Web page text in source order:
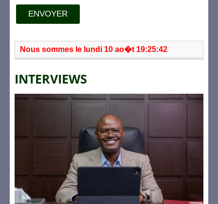
ENVOYER
Nous sommes le lundi 10 ao�t 19:25:42
INTERVIEWS